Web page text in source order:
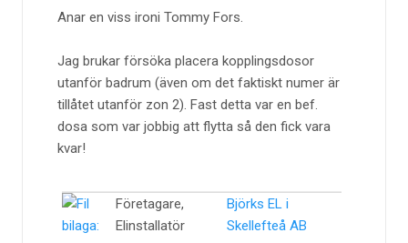
Anar en viss ironi Tommy Fors.
Jag brukar försöka placera kopplingsdosor
utanför badrum (även om det faktiskt numer är
tillåtet utanför zon 2). Fast detta var en bef.
dosa som var jobbig att flytta så den fick vara
kvar!
Företagare,
Elinstallatör
Björks EL i
Skellefteå AB